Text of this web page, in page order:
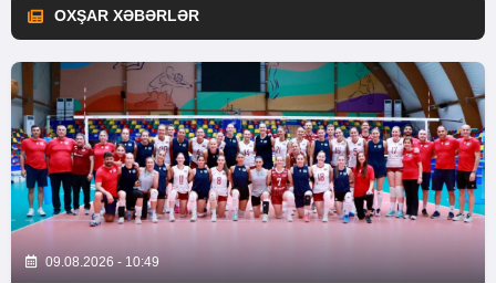
OXŞAR XƏBƏRLƏR
09.08.2026 - 10:49